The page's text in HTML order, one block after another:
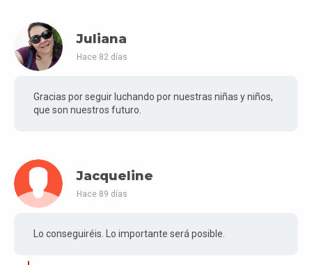
Juliana
Hace 82 días
Gracias por seguir luchando por nuestras niñas y niños,
que son nuestros futuro.
Jacqueline
Hace 89 días
Lo conseguiréis. Lo importante será posible.